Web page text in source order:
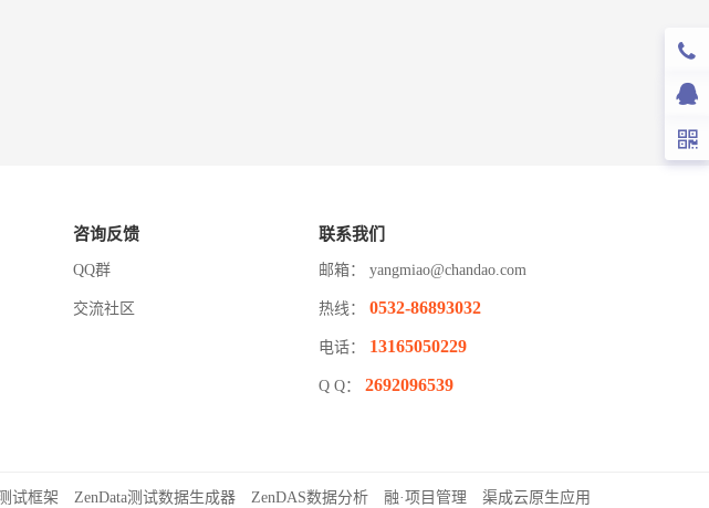
咨询反馈
QQ群
交流社区
联系我们
邮箱：yangmiao@chandao.com
热线：0532-86893032
电话： 13165050229
Q Q：2692096539
试框架 ZenData测试数据生成器 ZenDAS数据分析 融·项目管理 渠成云原生应用